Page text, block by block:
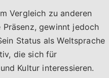
Vergleich zu anderen
Präsenz, gewinnt jedoch
Status als Weltsprache
die sich für
Kultur interessieren.